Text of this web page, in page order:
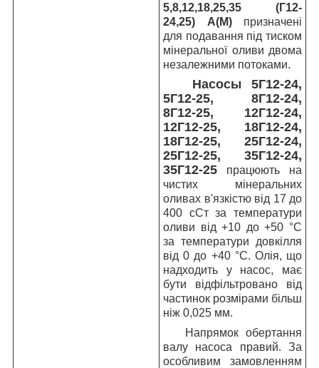
5,8,12,18,25,35 (Г12-
24,25) А(М)призначені
для подавання під тиском
мінеральної оливи двома
незалежними потоками.
Насосы 5Г12-24,
5Г12-25, 8Г12-24,
8Г12-25, 12Г12-24,
12Г12-25, 18Г12-24,
18Г12-25, 25Г12-24,
25Г12-25, 35Г12-24,
35Г12-25
працюють на
чистих мінеральних
оливах в'язкістю від 17 до
400 сСт за температури
оливи від +10 до +50 °C
за температури довкілля
від 0 до +40 °C. Олія, що
надходить у насос, має
бути відфільтровано від
частинок розмірами більш
ніж 0,025 мм.
Напрямок обертання
валу насоса правий. За
особливим замовленням